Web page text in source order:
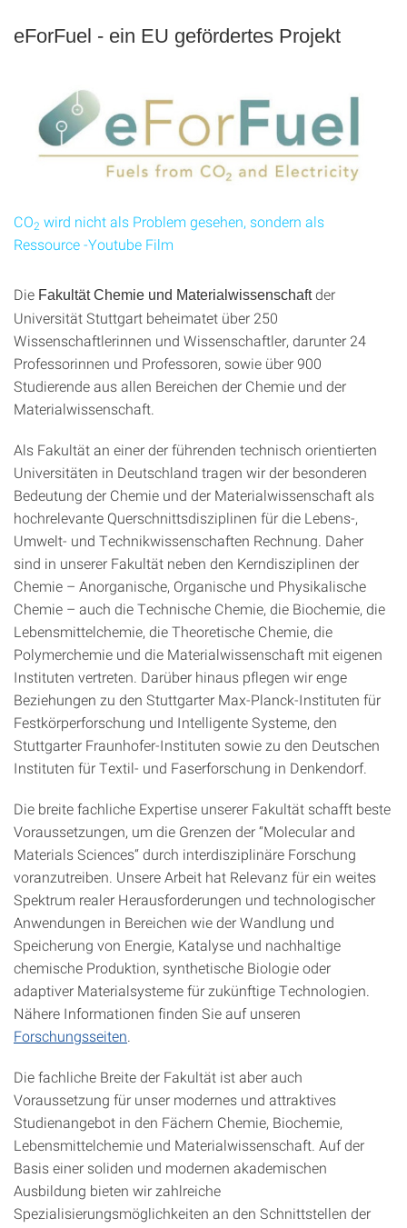
eForFuel - ein EU gefördertes Projekt
CO2 wird nicht als Problem gesehen, sondern als
Ressource -Youtube Film
Die Fakultät Chemie und Materialwissenschaftder
Universität Stuttgart beheimatet über 250
Wissenschaftlerinnen und Wissenschaftler, darunter 24
Professorinnen und Professoren, sowie über 900
Studierende aus allen Bereichen der Chemie und der
Materialwissenschaft.
Als Fakultät an einer der führenden technisch orientierten
Universitäten in Deutschland tragen wir der besonderen
Bedeutung der Chemie und der Materialwissenschaft als
hochrelevante Querschnittsdisziplinen für die Lebens-,
Umwelt- und Technikwissenschaften Rechnung. Daher
sind in unserer Fakultät neben den Kerndisziplinen der
Chemie – Anorganische, Organische und Physikalische
Chemie – auch die Technische Chemie, die Biochemie, die
Lebensmittelchemie, die Theoretische Chemie, die
Polymerchemie und die Materialwissenschaft mit eigenen
Instituten vertreten. Darüber hinaus pflegen wir enge
Beziehungen zu den Stuttgarter Max-Planck-Instituten für
Festkörperforschung und Intelligente Systeme, den
Stuttgarter Fraunhofer-Instituten sowie zu den Deutschen
Instituten für Textil- und Faserforschung in Denkendorf.
Die breite fachliche Expertise unserer Fakultät schafft beste
Voraussetzungen, um die Grenzen der “Molecular and
Materials Sciences“ durch interdisziplinäre Forschung
voranzutreiben. Unsere Arbeit hat Relevanz für ein weites
Spektrum realer Herausforderungen und technologischer
Anwendungen in Bereichen wie der Wandlung und
Speicherung von Energie, Katalyse und nachhaltige
chemische Produktion, synthetische Biologie oder
adaptiver Materialsysteme für zukünftige Technologien.
Nähere Informationen finden Sie auf unseren
Forschungsseiten
Die fachliche Breite der Fakultät ist aber auch
Voraussetzung für unser modernes und attraktives
Studienangebot in den Fächern Chemie, Biochemie,
Lebensmittelchemie und Materialwissenschaft. Auf der
Basis einer soliden und modernen akademischen
Ausbildung bieten wir zahlreiche
Spezialisierungsmöglichkeiten an den Schnittstellen der